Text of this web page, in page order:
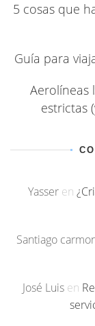
5 cosas que
Guía para
Aerolíneas
estrictas
Yasser en
Santiago
José Luis en